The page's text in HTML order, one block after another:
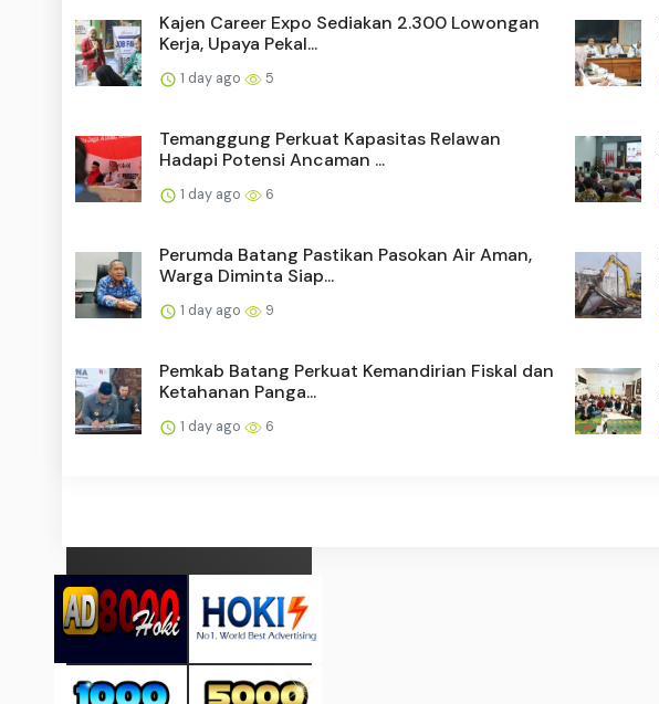
Kajen Career Expo Sediakan 2.300 Lowongan
Kerja, Upaya Pekal...
1 day ago 5
Temanggung Perkuat Kapasitas Relawan
Hadapi Potensi Ancaman ...
1 day ago 6
Perumda Batang Pastikan Pasokan Air Aman,
Warga Diminta Siap...
1 day ago 9
Pemkab Batang Perkuat Kemandirian Fiskal dan
Ketahanan Panga...
1 day ago 6